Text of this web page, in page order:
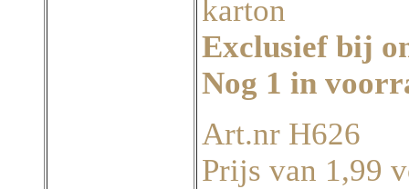
karton
Exclusief bij
Nog 1 in
Art.nr H626
Prijs van 1,99